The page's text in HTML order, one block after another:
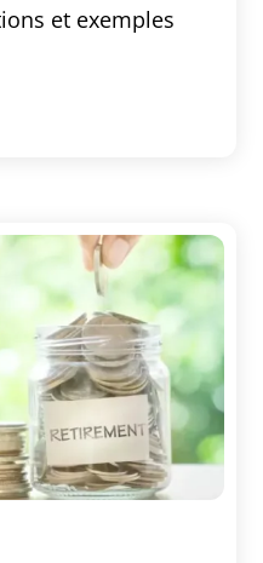
et exemples